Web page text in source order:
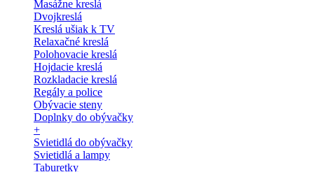
Masážne kreslá
Dvojkreslá
Kreslá ušiak k TV
Relaxačné kreslá
Polohovacie kreslá
Hojdacie kreslá
Rozkladacie kreslá
Regály a police
Obývacie steny
Doplnky do obývačky
+
Svietidlá do obývačky
Svietidlá a lampy
Taburetky